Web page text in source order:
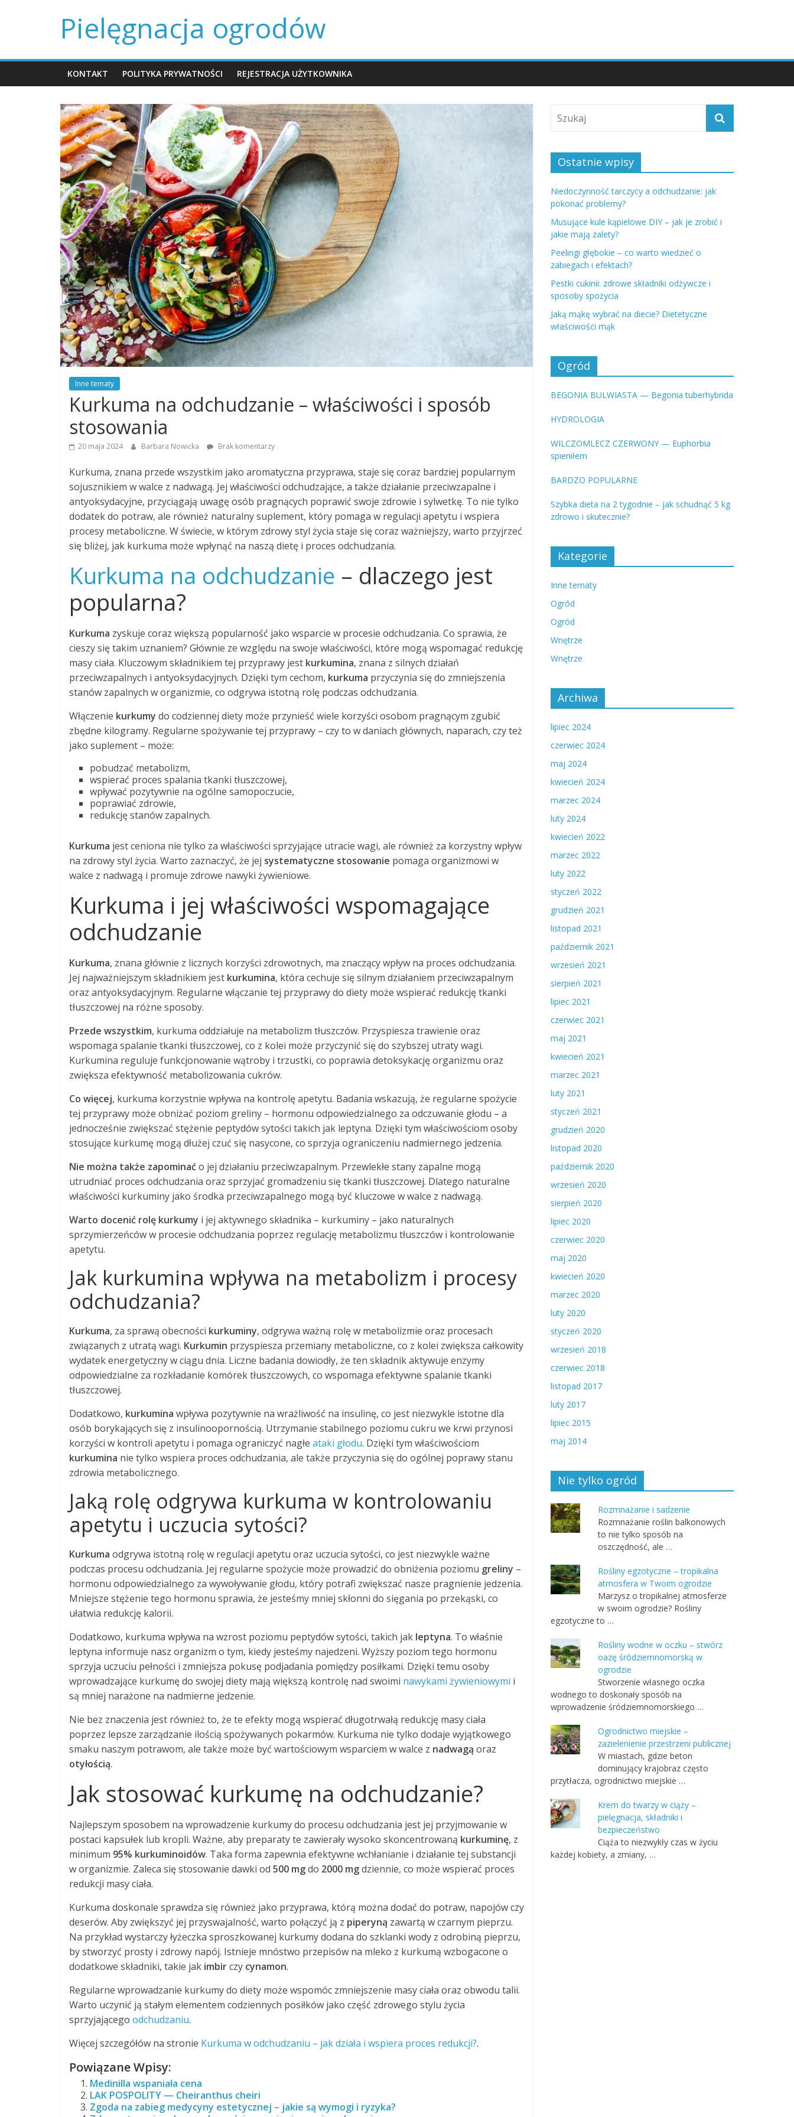
Pielęgnacja ogrodów
KONTAKT POLITYKA PRYWATNOŚCI REJESTRACJA UŻYTKOWNIKA
Inne tematy
Kurkuma na odchudzanie – właściwości i sposób
stosowania
20 maja 2024 Barbara Nowicka Brak komentarzy
Kurkuma, znana przede wszystkim jako aromatyczna przyprawa, staje się coraz bardziej popularnym
sojusznikiem w walce z nadwagą. Jej właściwości odchudzające, a także działanie przeciwzapalne i
antyoksydacyjne, przyciągają uwagę osób pragnących poprawić swoje zdrowie i sylwetkę. To nie tylko
dodatek do potraw, ale również naturalny suplement, który pomaga w regulacji apetytu i wspiera
procesy metaboliczne. W świecie, w którym zdrowy styl życia staje się coraz ważniejszy, warto przyjrzeć
się bliżej, jak kurkuma może wpłynąć na naszą dietę i proces odchudzania.
Kurkuma na odchudzanie – dlaczego jest
popularna?
Kurkuma zyskuje coraz większą popularność jako wsparcie w procesie odchudzania. Co sprawia, że
cieszy się takim uznaniem? Głównie ze względu na swoje właściwości, które mogą wspomagać redukcję
masy ciała. Kluczowym składnikiem tej przyprawy jest kurkumina, znana z silnych działań
przeciwzapalnych i antyoksydacyjnych. Dzięki tym cechom, kurkuma przyczynia się do zmniejszenia
stanów zapalnych w organizmie, co odgrywa istotną rolę podczas odchudzania.
Włączenie kurkumy do codziennej diety może przynieść wiele korzyści osobom pragnącym zgubić
zbędne kilogramy. Regularne spożywanie tej przyprawy – czy to w daniach głównych, naparach, czy też
jako suplement – może:
pobudzać metabolizm,
wspierać proces spalania tkanki tłuszczowej,
wpływać pozytywnie na ogólne samopoczucie,
poprawiać zdrowie,
redukcję stanów zapalnych.
Kurkuma jest ceniona nie tylko za właściwości sprzyjające utracie wagi, ale również za korzystny wpływ
na zdrowy styl życia. Warto zaznaczyć, że jej systematyczne stosowanie pomaga organizmowi w
walce z nadwagą i promuje zdrowe nawyki żywieniowe.
Kurkuma i jej właściwości wspomagające
odchudzanie
Kurkuma, znana głównie z licznych korzyści zdrowotnych, ma znaczący wpływ na proces odchudzania.
Jej najważniejszym składnikiem jest kurkumina, która cechuje się silnym działaniem przeciwzapalnym
oraz antyoksydacyjnym. Regularne włączanie tej przyprawy do diety może wspierać redukcję tkanki
tłuszczowej na różne sposoby.
Przede wszystkim, kurkuma oddziałuje na metabolizm tłuszczów. Przyspiesza trawienie oraz
wspomaga spalanie tkanki tłuszczowej, co z kolei może przyczynić się do szybszej utraty wagi.
Kurkumina reguluje funkcjonowanie wątroby i trzustki, co poprawia detoksykację organizmu oraz
zwiększa efektywność metabolizowania cukrów.
Co więcej, kurkuma korzystnie wpływa na kontrolę apetytu. Badania wskazują, że regularne spożycie
tej przyprawy może obniżać poziom greliny – hormonu odpowiedzialnego za odczuwanie głodu – a
jednocześnie zwiększać stężenie peptydów sytości takich jak leptyna. Dzięki tym właściwościom osoby
stosujące kurkumę mogą dłużej czuć się nasycone, co sprzyja ograniczeniu nadmiernego jedzenia.
Nie można także zapominaćo jej działaniu przeciwzapalnym. Przewlekłe stany zapalne mogą
utrudniać proces odchudzania oraz sprzyjać gromadzeniu się tkanki tłuszczowej. Dlatego naturalne
właściwości kurkuminy jako środka przeciwzapalnego mogą być kluczowe w walce z nadwagą.
Warto docenić rolę kurkumy i jej aktywnego składnika – kurkuminy – jako naturalnych
sprzymierzeńców w procesie odchudzania poprzez regulację metabolizmu tłuszczów i kontrolowanie
apetytu.
Jak kurkumina wpływa na metabolizm i procesy
odchudzania?
Kurkuma, za sprawą obecności kurkuminy, odgrywa ważną rolę w metabolizmie oraz procesach
związanych z utratą wagi. Kurkumin przyspiesza przemiany metaboliczne, co z kolei zwiększa całkowity
wydatek energetyczny w ciągu dnia. Liczne badania dowiodły, że ten składnik aktywuje enzymy
odpowiedzialne za rozkładanie komórek tłuszczowych, co wspomaga efektywne spalanie tkanki
tłuszczowej.
Dodatkowo, kurkumina wpływa pozytywnie na wrażliwość na insulinę, co jest niezwykle istotne dla
osób borykających się z insulinoopornością. Utrzymanie stabilnego poziomu cukru we krwi przynosi
korzyści w kontroli apetytu i pomaga ograniczyć nagłe ataki głodu. Dzięki tym właściwościom
kurkumina nie tylko wspiera proces odchudzania, ale także przyczynia się do ogólnej poprawy stanu
zdrowia metabolicznego.
Jaką rolę odgrywa kurkuma w kontrolowaniu
apetytu i uczucia sytości?
Kurkuma odgrywa istotną rolę w regulacji apetytu oraz uczucia sytości, co jest niezwykle ważne
podczas procesu odchudzania. Jej regularne spożycie może prowadzić do obniżenia poziomu greliny –
hormonu odpowiedzialnego za wywoływanie głodu, który potrafi zwiększać nasze pragnienie jedzenia.
Mniejsze stężenie tego hormonu sprawia, że jesteśmy mniej skłonni do sięgania po przekąski, co
ułatwia redukcję kalorii.
Dodatkowo, kurkuma wpływa na wzrost poziomu peptydów sytości, takich jak leptyna. To właśnie
leptyna informuje nasz organizm o tym, kiedy jesteśmy najedzeni. Wyższy poziom tego hormonu
sprzyja uczuciu pełności i zmniejsza pokusę podjadania pomiędzy posiłkami. Dzięki temu osoby
wprowadzające kurkumę do swojej diety mają większą kontrolę nad swoimi nawykami żywieniowymi i
są mniej narażone na nadmierne jedzenie.
Nie bez znaczenia jest również to, że te efekty mogą wspierać długotrwałą redukcję masy ciała
poprzez lepsze zarządzanie ilością spożywanych pokarmów. Kurkuma nie tylko dodaje wyjątkowego
smaku naszym potrawom, ale także może być wartościowym wsparciem w walce z nadwagą oraz
otyłością.
Jak stosować kurkumę na odchudzanie?
Najlepszym sposobem na wprowadzenie kurkumy do procesu odchudzania jest jej przyjmowanie w
postaci kapsułek lub kropli. Ważne, aby preparaty te zawierały wysoko skoncentrowaną kurkuminę, z
minimum 95% kurkuminoidów. Taka forma zapewnia efektywne wchłanianie i działanie tej substancji
w organizmie. Zaleca się stosowanie dawki od 500 mgdo 2000 mgdziennie, co może wspierać proces
redukcji masy ciała.
Kurkuma doskonale sprawdza się również jako przyprawa, którą można dodać do potraw, napojów czy
deserów. Aby zwiększyć jej przyswajalność, warto połączyć ją z piperyną zawartą w czarnym pieprzu.
Na przykład wystarczy łyżeczka sproszkowanej kurkumy dodana do szklanki wody z odrobiną pieprzu,
by stworzyć prosty i zdrowy napój. Istnieje mnóstwo przepisów na mleko z kurkumą wzbogacone o
dodatkowe składniki, takie jak imbirczy cynamon.
Regularne wprowadzanie kurkumy do diety może wspomóc zmniejszenie masy ciała oraz obwodu talii.
Warto uczynić ją stałym elementem codziennych posiłków jako część zdrowego stylu życia
sprzyjającego odchudzaniu.
Więcej szczegółów na stronie Kurkuma w odchudzaniu – jak działa i wspiera proces redukcji?.
Powiązane Wpisy:
Medinilla wspaniała cena
LAK POSPOLITY — Cheiranthus cheiri
Zgoda na zabieg medycyny estetycznej – jakie są wymogi i ryzyka?
Ostatnie wpisy
Niedoczynność tarczycy a odchudzanie: jak
pokonać problemy?
Musujące kule kąpielowe DIY – jak je zrobić i
jakie mają zalety?
Peelingi głębokie – co warto wiedzieć o
zabiegach i efektach?
Pestki cukinii: zdrowe składniki odżywcze i
sposoby spożycia
Jaką mąkę wybrać na diecie? Dietetyczne
właściwości mąk
Ogród
BEGONIA BULWIASTA — Begonia tuberhybrida
HYDROLOGIA
WILCZOMLECZ CZERWONY — Euphorbia
spieniłem
BARDZO POPULARNE
Szybka dieta na 2 tygodnie – jak schudnąć 5 kg
zdrowo i skutecznie?
Kategorie
Inne tematy
Ogród
Ogród
Wnętrze
Wnętrze
Archiwa
lipiec 2024
czerwiec 2024
maj 2024
kwiecień 2024
marzec 2024
luty 2024
kwiecień 2022
marzec 2022
luty 2022
styczeń 2022
grudzień 2021
listopad 2021
październik 2021
wrzesień 2021
sierpień 2021
lipiec 2021
czerwiec 2021
maj 2021
kwiecień 2021
marzec 2021
luty 2021
styczeń 2021
grudzień 2020
listopad 2020
październik 2020
wrzesień 2020
sierpień 2020
lipiec 2020
czerwiec 2020
maj 2020
kwiecień 2020
marzec 2020
luty 2020
styczeń 2020
wrzesień 2018
czerwiec 2018
listopad 2017
luty 2017
lipiec 2015
maj 2014
Nie tylko ogród
Rozmnażanie i sadzenie
Rozmnażanie roślin balkonowych
to nie tylko sposób na
oszczędność, ale …
Rośliny egzotyczne – tropikalna
atmosfera w Twoim ogrodzie
Marzysz o tropikalnej atmosferze
w swoim ogrodzie? Rośliny
egzotyczne to …
Rośliny wodne w oczku – stwórz
oazę śródziemnomorską w
ogrodzie
Stworzenie własnego oczka
wodnego to doskonały sposób na
wprowadzenie śródziemnomorskiego …
Ogrodnictwo miejskie –
zazielenienie przestrzeni publicznej
W miastach, gdzie beton
dominujący krajobraz często
przytłacza, ogrodnictwo miejskie …
Krem do twarzy w ciąży –
pielęgnacja, składniki i
bezpieczeństwo
Ciąża to niezwykły czas w życiu
każdej kobiety, a zmiany, …